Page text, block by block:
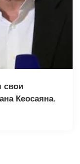
свои
Кеосаяна.